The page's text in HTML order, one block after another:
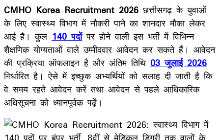
CMHO Korea Recruitment 2026 छत्तीसगढ़ के युवाओं
के लिए स्वास्थ्य विभाग में नौकरी पाने का शानदार मौका लेकर
आई है। कुल 140 पदोंपर होने वाली इस भर्ती में विभिन्न
शैक्षणिक योग्यताओं वाले उम्मीदवार आवेदन कर सकते हैं। आवेदन
की प्रक्रिया ऑफलाइन है और अंतिम तिथि 03 जुलाई 2026
निर्धारित है। ऐसे में इच्छुक अभ्यर्थियों को सलाह दी जाती है कि
वे समय रहते आवेदन करें तथा आवेदन से पहले आधिकारिक
अधिसूचना को ध्यानपूर्वक पढ़ें।